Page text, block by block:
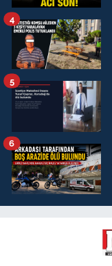
4
5
6